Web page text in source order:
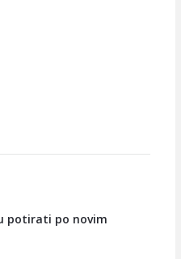
potirati po novim